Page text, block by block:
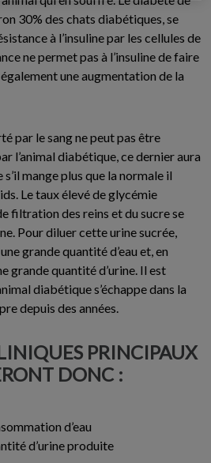
30% des chats diabétiques, se
à l’insuline par les cellules de
ne permet pas à l’insuline de faire
une augmentation de la
par le sang ne peut pas être
l’animal diabétique, ce dernier aura
mange plus que la normale il
Le taux élevé de glycémie
filtration des reins et du sucre se
Pour diluer cette urine sucrée,
grande quantité d’eau et, en
grande quantité d’urine. Il est
diabétique s’échappe dans la
depuis des années.
PRINCIPAUX
DONC :
d’eau
d’urine produite